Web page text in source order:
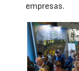
empresas.